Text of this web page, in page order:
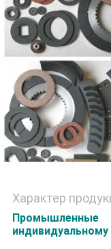
Характер
индивидуальному